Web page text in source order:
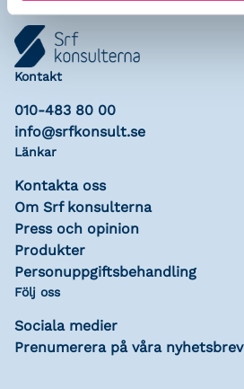
Kontakt
010-483 80 00
info@srfkonsult.se
Länkar
Kontakta oss
Om Srf konsulterna
Press och opinion
Produkter
Personuppgiftsbehandling
Följ oss
Sociala medier
Prenumerera på våra nyhetsbrev